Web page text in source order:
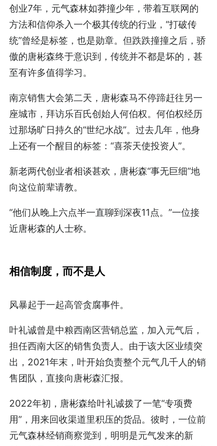
创业7年，元气森林如莽撞少年，带着互联网的
方法和信仰杀入一个极其传统的行业，“打破传
统”曾经是标签，也是勋章。但跌跌撞撞之后，骄
傲的唐彬森终于意识到，传统并不都是坏的，甚
至有许多值得学习。
南京销售大会第二天，唐彬森马不停蹄赶往另一
座城市，拜访乐百氏创始人何伯权。何伯权经历
过那场旷日持久的“世纪水战”。过去几年，他身
上还有一个醒目的标签：“喜茶天使投资人”。
新老两代创业者相谈甚欢，唐彬森“事无巨细”地
向这位前辈请教。
“他们从晚上六点半一直聊到深夜11点。”一位接
近唐彬森的人士称。
相信制度，而不是人
风暴起于一起高管贪腐事件。
叶礼诚曾是中粮西南区营销总监，加入元气后，
担任西南大区的销售负责人。由于该大区业绩突
出，2021年末，叶开始负责整个元气几千人的销
售团队，直接向唐彬森汇报。
2022年初，唐彬森给叶礼诚拨了一笔“专项费
用”，用来回收渠道里积压的货品。彼时，一位前
元气森林经销商察觉到，明明是元气发来的新